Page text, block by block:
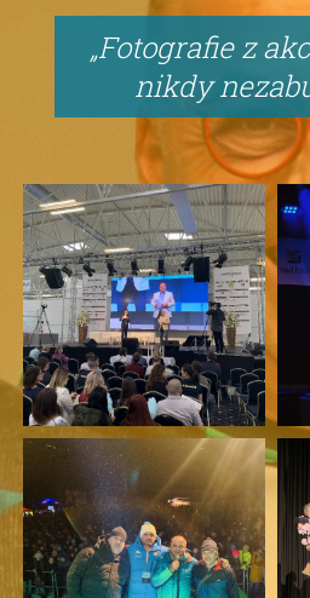
Fotografie z
nikdy